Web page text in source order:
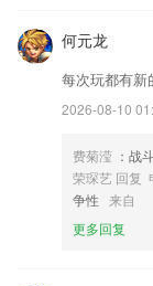
动物可爱自拍照修
以上就是爱游戏全站
到应用商店进行打
进行优化修改。
丰富事件详情和设
新增宣传官转盘抽奖
联系我们
何元龙
每次玩都有新
2026-08-10
费菊滢 ：战
荣琛艺 回复
争性 来自
更多回复